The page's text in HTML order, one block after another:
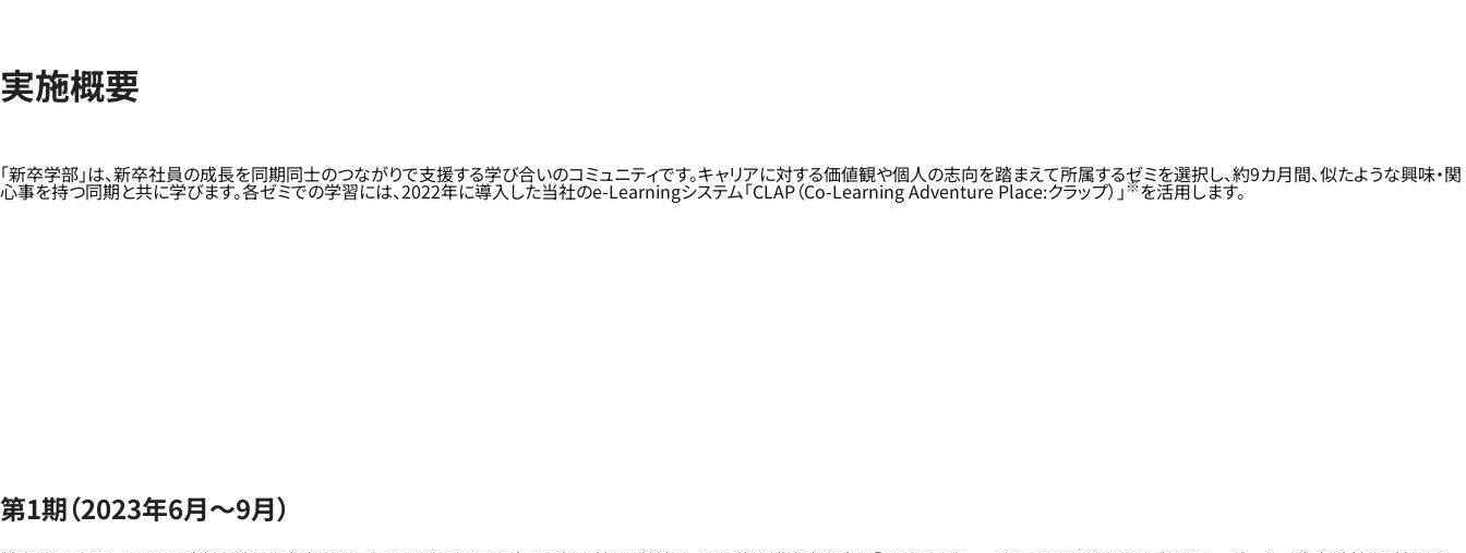
実施概要
「新卒学部」は、新卒社員の成長を同期同士のつながりで支援する学び合いのコミュニティです。キャリアに対する価値観や個人の志向を踏まえて所属するゼミを選択し、約9カ月間、似たような興味・関
心事を持つ同期と共に学びます。各ゼミでの学習には、2022年に導入した当社のe-Learningシステム「CLAP（Co-Learning Adventure Place:クラップ）」 ※を活用します。
第1期（2023年6月～9月）